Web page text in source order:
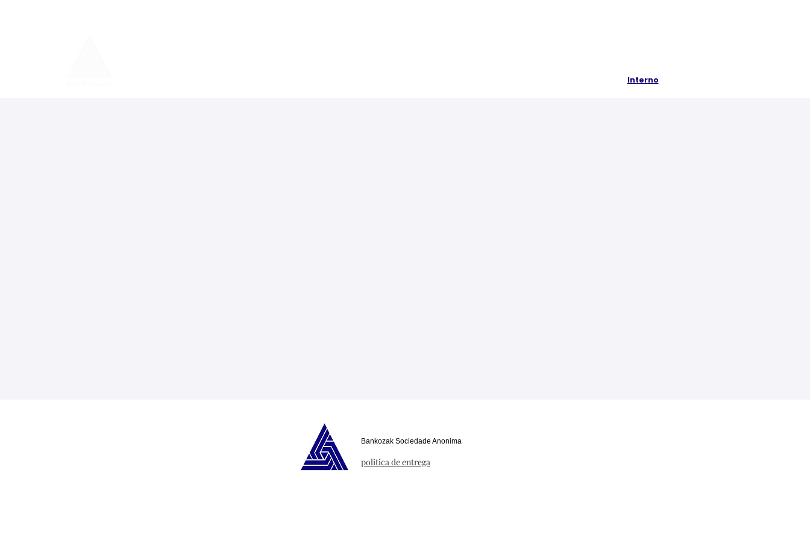
Interno
Bankozak Sociedade Anonima
politica de entrega